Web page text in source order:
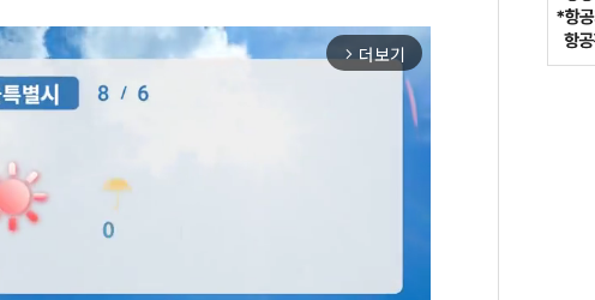
arrow_forward_ios 더보기